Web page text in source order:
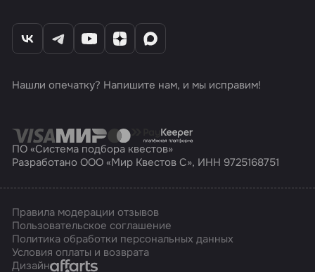
Нашли опечатку? Напишите нам, и мы исправим!
ПО «Система подбора квестов»
Разработано ООО «Мир Квестов С», ИНН 9725168751
Правила модерации отзывов
Пользовательское соглашение
Политика обработки персональных данных
Условия оплаты и возврата
ДизайнAffarts